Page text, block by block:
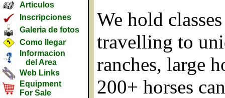
Articulos
Inscripciones
Galeria de fotos
Como llegar
Informacion
del Area
Web Links
Equipment
For Sale
We hold
travelling to
ranches, large
200+ horses